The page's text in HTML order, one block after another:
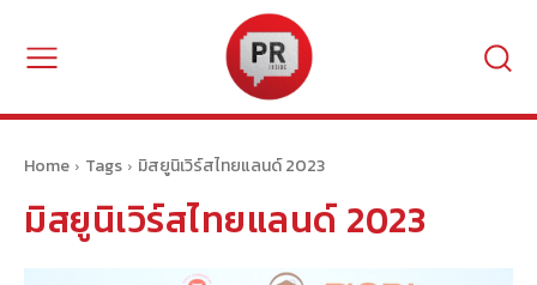
Home Tags มิสยูนิเวิร์สไทยแลนด์ 2023
มิสยูนิเวิร์สไทยแลนด์ 2023